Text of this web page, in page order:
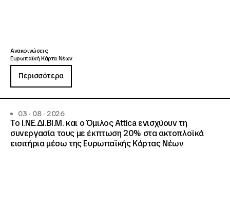
Ανακοινώσεις
Ευρωπαϊκή Κάρτα Νέων
Περισσότερα
03 · 08 · 2026
Το Ι.ΝΕ.ΔΙ.ΒΙ.Μ. και o Όμιλος Attica ενισχύουν τη
συνεργασία τους με έκπτωση 20% στα ακτοπλοϊκά
εισιτήρια μέσω της Ευρωπαϊκής Κάρτας Νέων